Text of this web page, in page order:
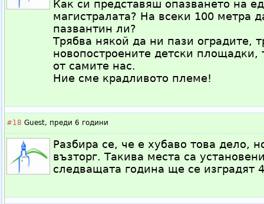
Как си представяш опазването на
магистралата? На всеки 100 метра
пазвантин ли?
Трябва някой да ни пази оградите,
новопостроените детски площадки,
от самите нас.
Ние сме крадливото племе!
#18 Guest, преди 6 години
Разбира се, че е хубаво това дело,
възторг. Такива места са
следващата година ще се изградят